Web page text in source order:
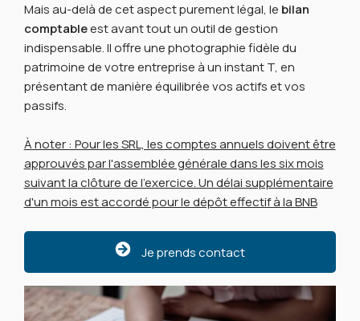
Mais au-delà de cet aspect purement légal, le bilan
comptableest avant tout un outil de gestion
indispensable. Il offre une photographie fidèle du
patrimoine de votre entreprise à un instant T, en
présentant de manière équilibrée vos actifs et vos
passifs.
À noter : Pour les SRL, les comptes annuels doivent être
approuvés par l'assemblée générale dans les six mois
suivant la clôture de l'exercice. Un délai supplémentaire
d'un mois est accordé pour le dépôt effectif à la BNB
Je prends contact